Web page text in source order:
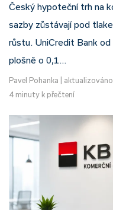
Český hypoteční trh na
sazby zůstávají pod
růstu. UniCredit Bank od
plošně o 0,1…
Pavel Pohanka
4 minuty k přečtení